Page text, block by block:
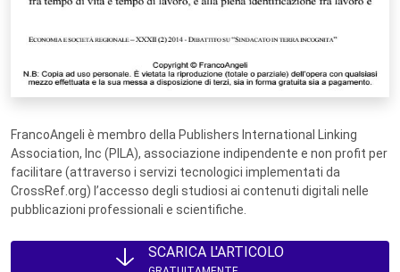
FrancoAngeli è membro della Publishers International Linking
Association, Inc (PILA), associazione indipendente e non profit per
facilitare (attraverso i servizi tecnologici implementati da
CrossRef.org) l’accesso degli studiosi ai contenuti digitali nelle
pubblicazioni professionali e scientifiche.
SCARICA L'ARTICOLO